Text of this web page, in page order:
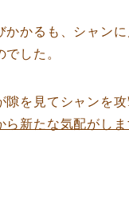
かかるも、シャンに
した。
隙を見てシャンを攻
ら新たな気配がしま